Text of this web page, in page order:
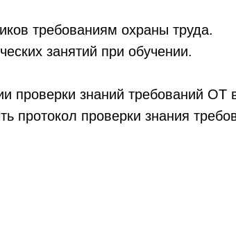
требованиям охраны труда.
занятий при обучении.
проверки знаний требований ОТ
протокол проверки знания